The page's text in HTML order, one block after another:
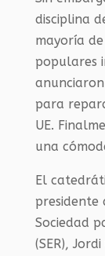
disciplina
mayoría
populares
para
UE.
una
El
Sociedad
(SER),